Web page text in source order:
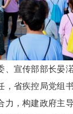
、宣传部部长晏
，省疾控局党组
力，构建政府主